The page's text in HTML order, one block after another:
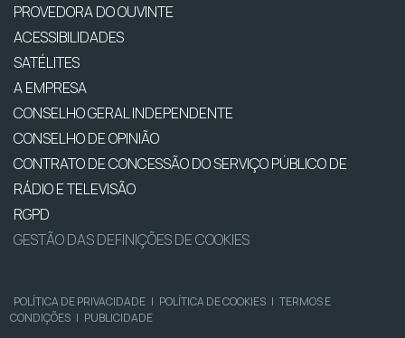
PROVEDORA DO OUVINTE
ACESSIBILIDADES
SATÉLITES
A EMPRESA
CONSELHO GERAL INDEPENDENTE
CONSELHO DE OPINIÃO
CONTRATO DE CONCESSÃO DO SERVIÇO PÚBLICO DE
RÁDIO E TELEVISÃO
RGPD
GESTÃO DAS DEFINIÇÕES DE COOKIES
POLÍTICA DE PRIVACIDADE | POLÍTICA DE COOKIES | TERMOS E
CONDIÇÕES | PUBLICIDADE